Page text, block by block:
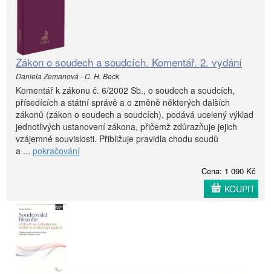
Zákon o soudech a soudcích. Komentář. 2. vydání
Daniela Zemanová - C. H. Beck
Komentář k zákonu č. 6/2002 Sb., o soudech a soudcích,
přísedících a státní správě a o změně některých dalších
zákonů (zákon o soudech a soudcích), podává ucelený výklad
jednotlivých ustanovení zákona, přičemž zdůrazňuje jejich
vzájemné souvislosti. Přibližuje pravidla chodu soudů
a ... pokračování
Cena: 1 090 Kč
KOUPIT